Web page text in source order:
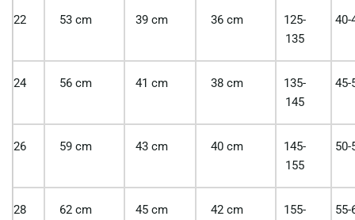
22 53 cm 39 cm 36 cm
125-
135
40-
24 56 cm 41 cm 38 cm
135-
145
45-
26 59 cm 43 cm 40 cm
145-
155
50-
28 62 cm 45 cm 42 cm
155-
55-